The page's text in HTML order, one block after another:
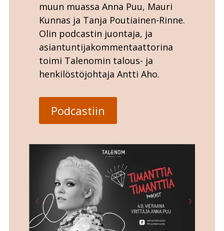
muun muassa Anna Puu, Mauri
Kunnas ja Tanja Poutiainen-Rinne.
Olin podcastin juontaja, ja
asiantuntijakommentaattorina
toimi Talenomin talous- ja
henkilöstöjohtaja Antti Aho.
Podcastiin